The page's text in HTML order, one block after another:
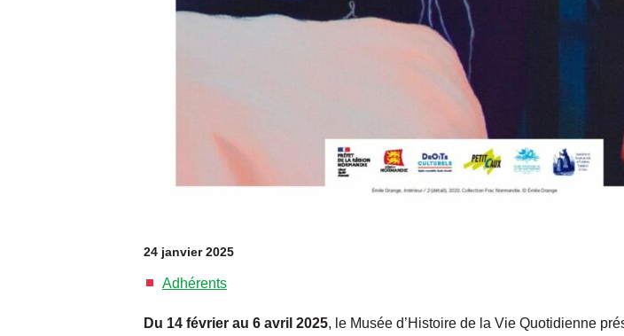
24 janvier 2025
Adhérents
Du 14 février au 6 avril 2025, le Musée d’Histoire de la Vie Quotidienne